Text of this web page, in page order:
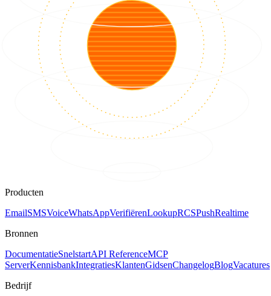
Producten
EmailSMSVoiceWhatsAppVerifiërenLookupRCSPushRealtime
Bronnen
DocumentatieSnelstartAPI ReferenceMCP
ServerKennisbankIntegratiesKlantenGidsenChangelogBlogVacatures
Bedrijf